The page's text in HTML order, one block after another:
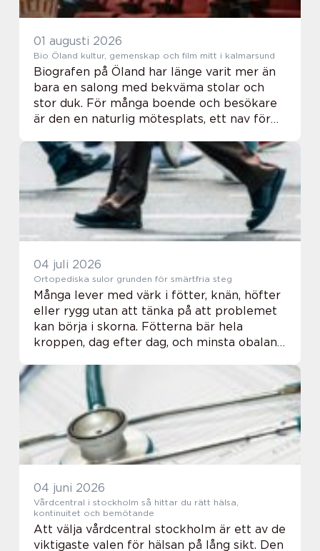
01 augusti 2026
Bio Öland kultur, gemenskap och film mitt i kalmarsund
Biografen på Öland har länge varit mer än
bara en salong med bekväma stolar och
stor duk. För många boende och besökare
är den en naturlig mötesplats, ett nav för
streamingtjänster dominerar vardagen
fortsät...
04 juli 2026
Ortopediska sulor grunden för smärtfria steg
Många lever med värk i fötter, knän, höfter
eller rygg utan att tänka på att problemet
kan börja i skorna. Fötterna bär hela
kroppen, dag efter dag, och minsta obalans
därför göra stor skillnad, både för var...
04 juni 2026
Vårdcentral i stockholm så hittar du rätt hälsa,
kontinuitet och bemötande
Att välja vårdcentral stockholm är ett av de
viktigaste valen för hälsan på lång sikt. Den